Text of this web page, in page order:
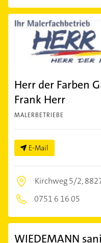
Herr der Farben
Frank Herr
MALERBETRIEBE
E-Mail
Kirchweg 5/2,
0751 6 16 05
WIEDEMANN